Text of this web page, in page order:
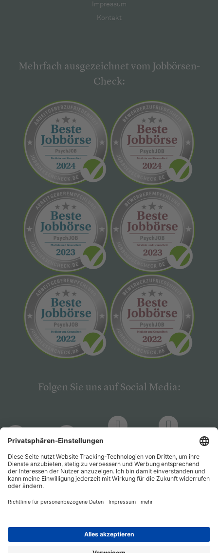
Impressum
Kontakt
Mehrfach ausgezeichnet vom Jobbörsen-
Check:
Folgen Sie uns auf Social Media:
PsychJOB PsychJOB
Hogrefe
Verlag
Hogrefe
Verlag